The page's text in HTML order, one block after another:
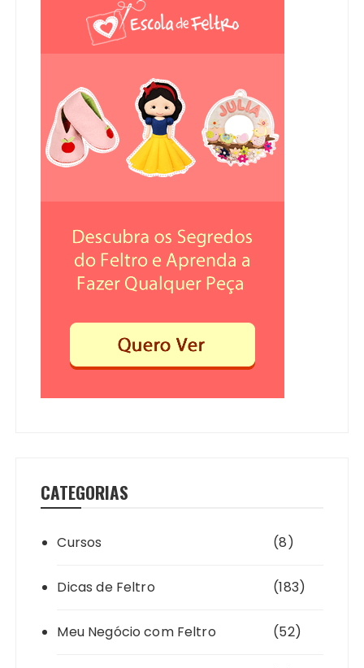
CATEGORIAS
Cursos (8)
Dicas de Feltro (183)
Meu Negócio com Feltro (52)